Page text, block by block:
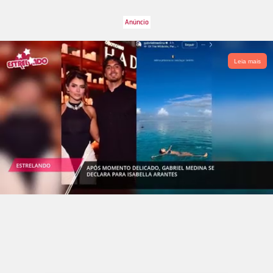
de cocaína. Na época, Felipe achou o episódio um absurdo e
além da indenização de 20 mil reais, terá que pagar a pena de
um ano, nove meses e dez dias de serviço comunitário.
Confira, a seguir, mais brigas e polêmicas de Antonia
Fontenelle.
Leia mais